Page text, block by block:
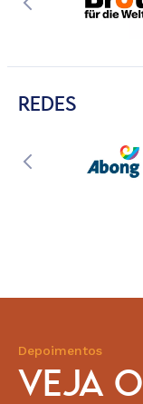
REDES
Depoimentos
VEJA O